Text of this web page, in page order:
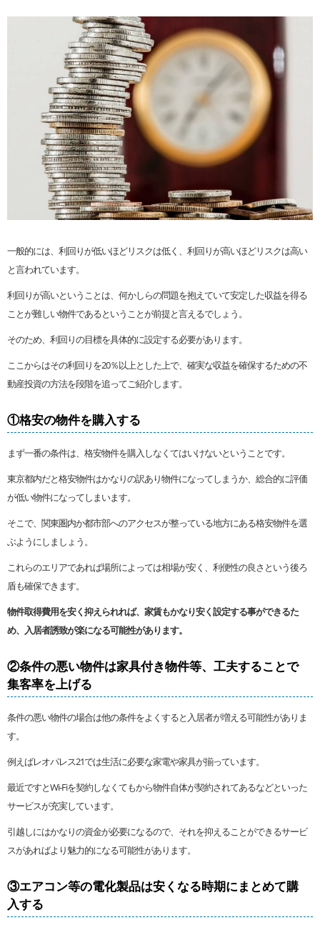
一般的には、利回りが低いほどリスクは低く、利回りが高いほどリスクは高い
と言われています。
利回りが高いということは、何かしらの問題を抱えていて安定した収益を得る
ことが難しい物件であるということが前提と言えるでしょう。
そのため、利回りの目標を具体的に設定する必要があります。
ここからはその利回りを20％以上とした上で、確実な収益を確保するための不
動産投資の方法を段階を追ってご紹介します。
①格安の物件を購入する
まず一番の条件は、格安物件を購入しなくてはいけないということです。
東京都内だと格安物件はかなりの訳あり物件になってしまうか、総合的に評価
が低い物件になってしまいます。
そこで、関東圏内か都市部へのアクセスが整っている地方にある格安物件を選
ぶようにしましょう。
これらのエリアであれば場所によっては相場が安く、利便性の良さという後ろ
盾も確保できます。
物件取得費用を安く抑えられれば、家賃もかなり安く設定する事ができるた
め、入居者誘致が楽になる可能性があります。
②条件の悪い物件は家具付き物件等、工夫することで
集客率を上げる
条件の悪い物件の場合は他の条件をよくすると入居者が増える可能性がありま
す。
例えばレオパレス21では生活に必要な家電や家具が揃っています。
最近ですとWi-Fiを契約しなくてもから物件自体が契約されてあるなどといった
サービスが充実しています。
引越しにはかなりの資金が必要になるので、それを抑えることができるサービ
スがあればより魅力的になる可能性があります。
③エアコン等の電化製品は安くなる時期にまとめて購
入する